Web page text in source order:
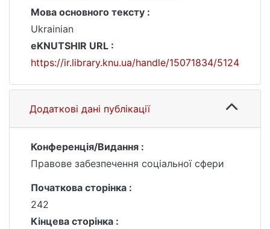
Мова основного тексту :
Ukrainian
eKNUTSHIR URL :
https://ir.library.knu.ua/handle/15071834/5124
Додаткові дані публікації
Конференція/Видання :
Правове забезпечення соціальної сфери
Початкова сторінка :
242
Кінцева сторінка :